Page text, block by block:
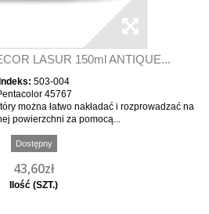
LASUR 150ml ANTIQUE...
Indeks: 503-004
45767
można łatwo nakładać i rozprowadzać na
powierzchni za pomocą...
Dostępny
43,60zł
Ilość (SZT.)